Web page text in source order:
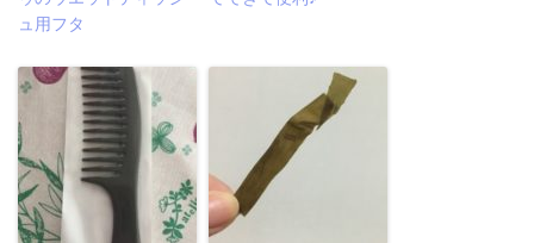
ュ用フタ